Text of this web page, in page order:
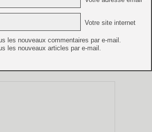
Votre site internet
les nouveaux commentaires par e-mail.
les nouveaux articles par e-mail.